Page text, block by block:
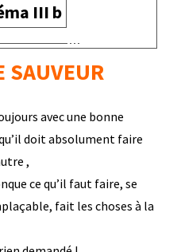
III b
avec une bonne
doit absolument faire
,
ce qu’il faut faire, se
fait les choses à la